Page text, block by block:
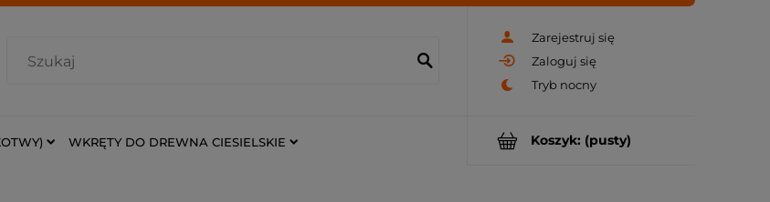
Zarejestruj się
Zaloguj się
Koszyk: (pusty)
WKRĘTY DO DREWNA CIESIELSKIE